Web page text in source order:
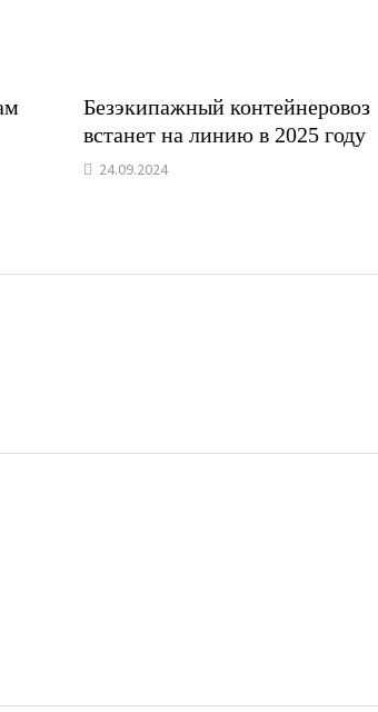
Безэкипажный контейнеровоз
встанет на линию в 2025 году
24.09.2024